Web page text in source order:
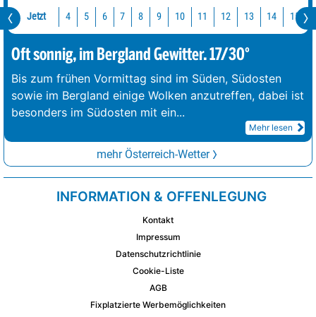
Jetzt 4 5 6 7 8 9 10 11 12 13 14 15
Oft sonnig, im Bergland Gewitter. 17/30°
Bis zum frühen Vormittag sind im Süden, Südosten
sowie im Bergland einige Wolken anzutreffen, dabei ist
besonders im Südosten mit ein...
Mehr lesen
mehr Österreich-Wetter
INFORMATION & OFFENLEGUNG
Kontakt
Impressum
Datenschutzrichtlinie
Cookie-Liste
AGB
Fixplatzierte Werbemöglichkeiten